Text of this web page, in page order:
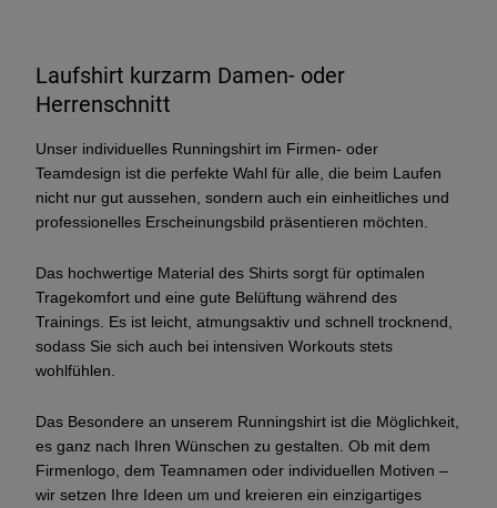
Laufshirt kurzarm Damen- oder
Herrenschnitt
Unser individuelles Runningshirt im Firmen- oder
Teamdesign ist die perfekte Wahl für alle, die beim Laufen
nicht nur gut aussehen, sondern auch ein einheitliches und
professionelles Erscheinungsbild präsentieren möchten.
Das hochwertige Material des Shirts sorgt für optimalen
Tragekomfort und eine gute Belüftung während des
Trainings. Es ist leicht, atmungsaktiv und schnell trocknend,
sodass Sie sich auch bei intensiven Workouts stets
wohlfühlen.
Das Besondere an unserem Runningshirt ist die Möglichkeit,
es ganz nach Ihren Wünschen zu gestalten. Ob mit dem
Firmenlogo, dem Teamnamen oder individuellen Motiven –
wir setzen Ihre Ideen um und kreieren ein einzigartiges